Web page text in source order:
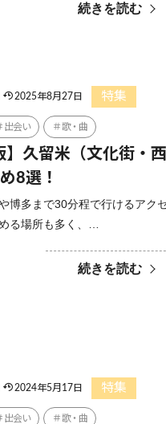
続きを読む
2025年8月27日 特集
出会い 歌・曲
】久留米（文化街・
8選！
博多まで30分程で行けるアク
る場所も多く、…
続きを読む
2024年5月17日 特集
出会い 歌・曲